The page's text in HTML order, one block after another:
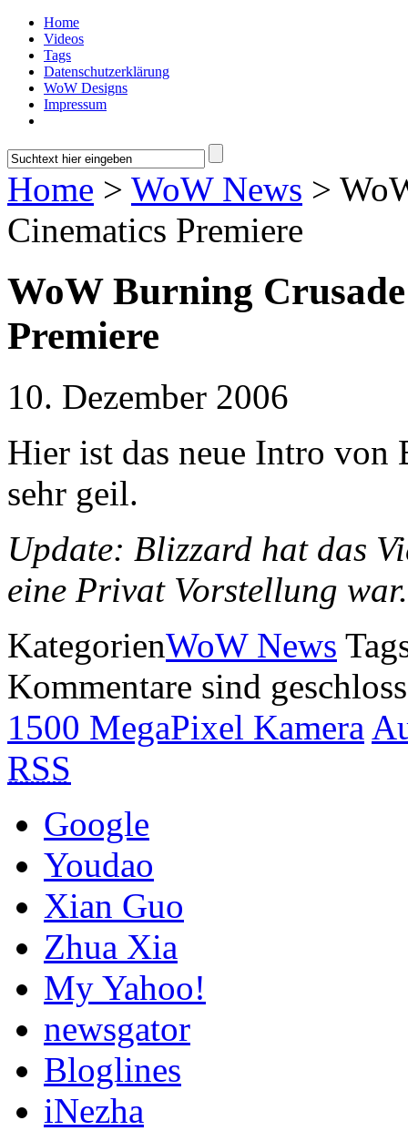
Home
Videos
Tags
Datenschutzerklärung
WoW Designs
Impressum
Home > WoW News >
Cinematics Premiere
WoW Burning
Premiere
10. Dezember 2006
Hier ist das neue Intro von
sehr geil.
Update: Blizzard hat das
eine Privat Vorstellung war.
KategorienWoW News
Kommentare sind
1500 MegaPixel Kamera
RSS
Google
Youdao
Xian Guo
Zhua Xia
My Yahoo!
newsgator
Bloglines
iNezha